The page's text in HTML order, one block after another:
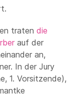
traten die
auf der
an,
In der Jury
1. Vorsitzende),